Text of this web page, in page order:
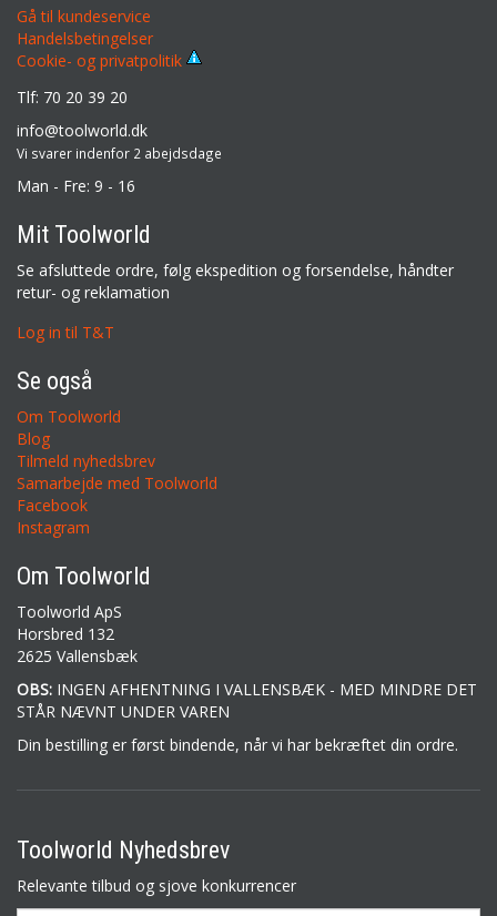
Gå til kundeservice
Handelsbetingelser
Cookie- og privatpolitik
Tlf: 70 20 39 20
info@toolworld.dk
Vi svarer indenfor 2 abejdsdage
Man - Fre: 9 - 16
Mit Toolworld
Se afsluttede ordre, følg ekspedition og forsendelse, håndter
retur- og reklamation
Log in til T&T
Se også
Om Toolworld
Blog
Tilmeld nyhedsbrev
Samarbejde med Toolworld
Facebook
Instagram
Om Toolworld
Toolworld ApS
Horsbred 132
2625 Vallensbæk
OBS: INGEN AFHENTNING I VALLENSBÆK - MED MINDRE DET
STÅR NÆVNT UNDER VAREN
Din bestilling er først bindende, når vi har bekræftet din ordre.
Toolworld Nyhedsbrev
Relevante tilbud og sjove konkurrencer